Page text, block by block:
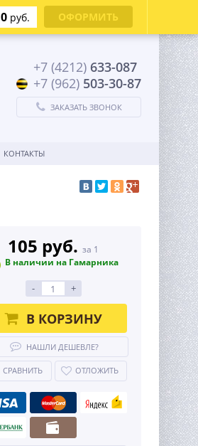
+7 (4212) 633-087
+7 (962) 503-30-87
ЗАКАЗАТЬ ЗВОНОК
КОНТАКТЫ
105 руб. за 1
В наличии на Гамарника
- +
В КОРЗИНУ
НАШЛИ ДЕШЕВЛЕ?
СРАВНИТЬ ОТЛОЖИТЬ
0 руб. ОФОРМИТЬ